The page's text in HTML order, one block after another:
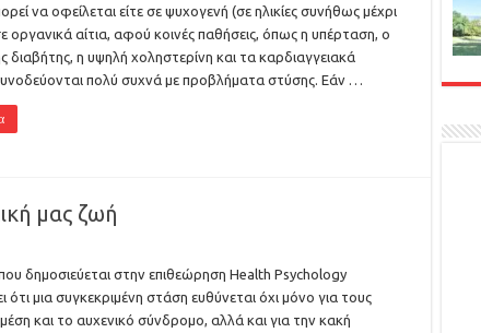
να οφείλεται είτε σε ψυχογενή (σε ηλικίες συνήθως μέχρι
οργανικά αίτια, αφού κοινές παθήσεις, όπως η υπέρταση, ο
η υψηλή χοληστερίνη και τα καρδιαγγειακά
πολύ συχνά με προβλήματα στύσης. Εάν …
μας ζωή
δημοσιεύεται στην επιθεώρηση Health Psychology
ότι μια συγκεκριμένη στάση ευθύνεται όχι μόνο για τους
και το αυχενικό σύνδρομο, αλλά και για την κακή